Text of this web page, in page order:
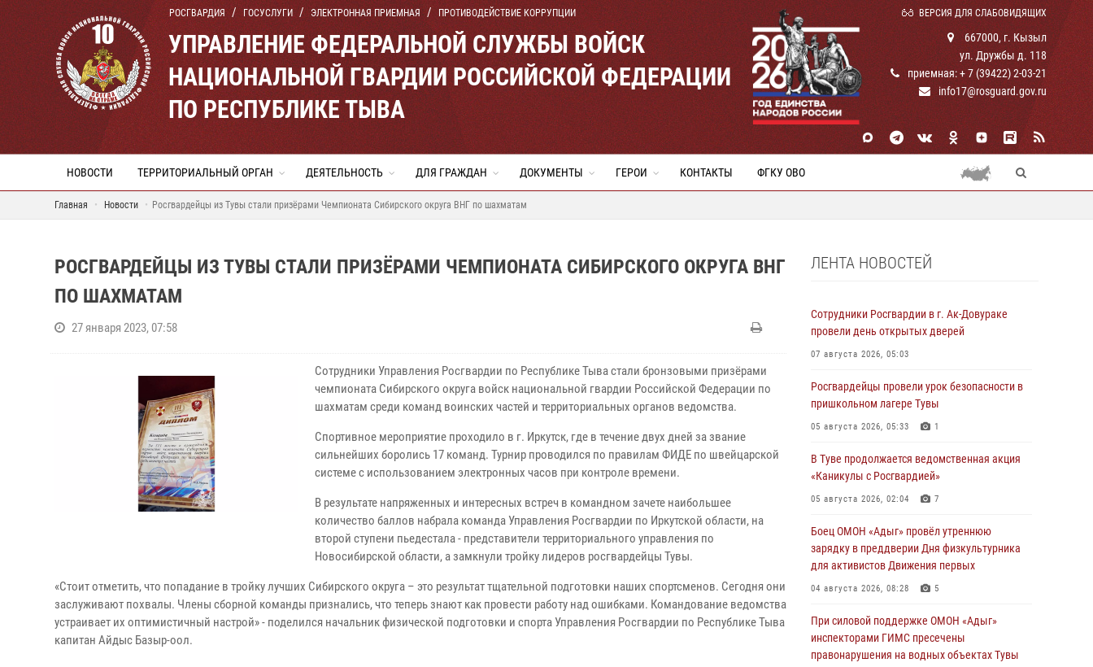
РОСГВАРДИЯ ГОСУСЛУГИ ЭЛЕКТРОННАЯ ПРИЕМНАЯ ПРОТИВОДЕЙСТВИЕ КОРРУПЦИИ ВЕРСИЯ ДЛЯ СЛАБОВИДЯЩИХ
УПРАВЛЕНИЕ ФЕДЕРАЛЬНОЙ СЛУЖБЫ ВОЙСК
НАЦИОНАЛЬНОЙ ГВАРДИИ РОССИЙСКОЙ ФЕДЕРАЦИИ
ПО РЕСПУБЛИКЕ ТЫВА
667000, г. Кызыл
ул. Дружбы д. 118
приемная: + 7 (39422) 2-03-21
info17@rosguard.gov.ru
НОВОСТИ ТЕРРИТОРИАЛЬНЫЙ ОРГАН ДЕЯТЕЛЬНОСТЬ ДЛЯ ГРАЖДАН ДОКУМЕНТЫ ГЕРОИ КОНТАКТЫ ФГКУ ОВО
Главная Новости Росгвардейцы из Тувы стали призёрами Чемпионата Сибирского округа ВНГ по шахматам
РОСГВАРДЕЙЦЫ ИЗ ТУВЫ СТАЛИ ПРИЗЁРАМИ ЧЕМПИОНАТА СИБИРСКОГО ОКРУГА ВНГ
ПО ШАХМАТАМ
27 января 2023, 07:58
Сотрудники Управления Росгвардии по Республике Тыва стали бронзовыми призёрами
чемпионата Сибирского округа войск национальной гвардии Российской Федерации по
шахматам среди команд воинских частей и территориальных органов ведомства.
Спортивное мероприятие проходило в г. Иркутск, где в течение двух дней за звание
сильнейших боролись 17 команд. Турнир проводился по правилам ФИДЕ по швейцарской
системе с использованием электронных часов при контроле времени.
В результате напряженных и интересных встреч в командном зачете наибольшее
количество баллов набрала команда Управления Росгвардии по Иркутской области, на
второй ступени пьедестала - представители территориального управления по
Новосибирской области, а замкнули тройку лидеров росгвардейцы Тувы.
«Стоит отметить, что попадание в тройку лучших Сибирского округа – это результат тщательной подготовки наших спортсменов. Сегодня они
заслуживают похвалы. Члены сборной команды признались, что теперь знают как провести работу над ошибками. Командование ведомства
устраивает их оптимистичный настрой» - поделился начальник физической подготовки и спорта Управления Росгвардии по Республике Тыва
капитан Айдыс Базыр-оол.
ЛЕНТА НОВОСТЕЙ
Сотрудники Росгвардии в г. Ак-Довураке
провели день открытых дверей
07 августа 2026, 05:03
Росгвардейцы провели урок безопасности в
пришкольном лагере Тувы
05 августа 2026, 05:33 1
В Туве продолжается ведомственная акция
«Каникулы с Росгвардией»
05 августа 2026, 02:04 7
Боец ОМОН «Адыг» провёл утреннюю
зарядку в преддверии Дня физкультурника
для активистов Движения первых
04 августа 2026, 08:28 5
При силовой поддержке ОМОН «Адыг»
инспекторами ГИМС пресечены
правонарушения на водных объектах Тувы